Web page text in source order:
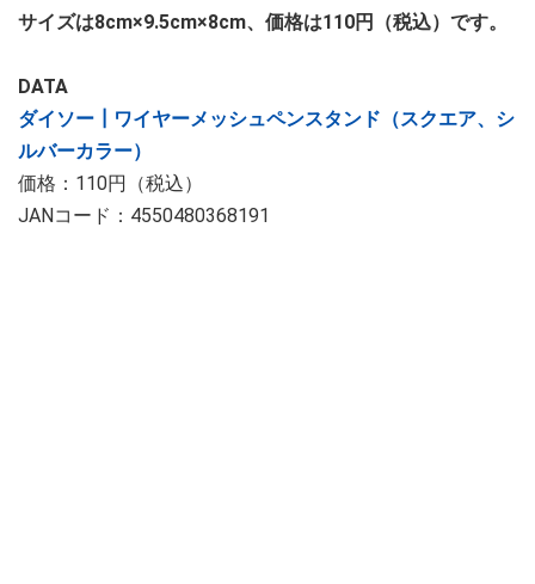
サイズは8cm×9.5cm×8cm、価格は110円（税込）です。
DATA
ダイソー┃ワイヤーメッシュペンスタンド（スクエア、シ
ルバーカラー）
価格：110円（税込）
JANコード：4550480368191